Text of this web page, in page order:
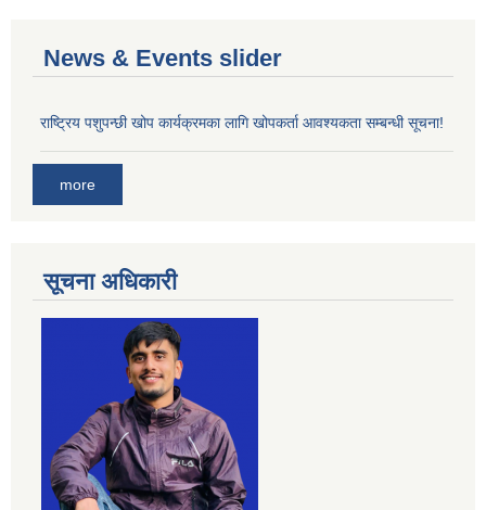
News & Events slider
राष्ट्रिय पशुपन्छी खोप कार्यक्रमका लागि खोपकर्ता आवश्यकता सम्बन्धी सूचना!
more
सूचना अधिकारी